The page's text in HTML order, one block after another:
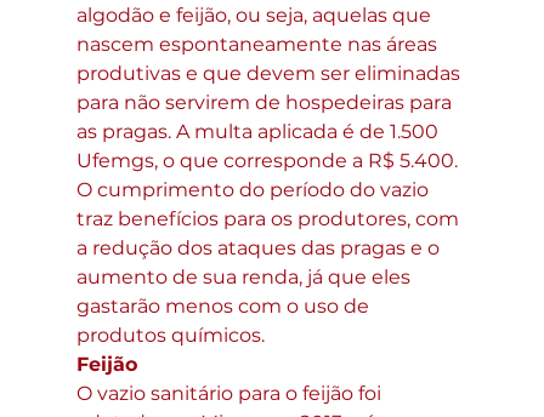
algodão e feijão, ou seja, aquelas que
nascem espontaneamente nas áreas
produtivas e que devem ser eliminadas
para não servirem de hospedeiras para
as pragas. A multa aplicada é de 1.500
Ufemgs, o que corresponde a R$ 5.400.
O cumprimento do período do vazio
traz benefícios para os produtores, com
a redução dos ataques das pragas e o
aumento de sua renda, já que eles
gastarão menos com o uso de
produtos químicos.
Feijão
O vazio sanitário para o feijão foi